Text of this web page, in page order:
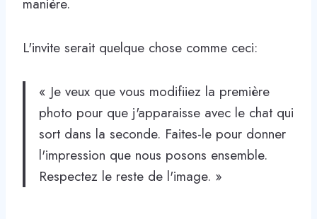
manière.
L'invite serait quelque chose comme ceci:
« Je veux que vous modifiiez la première
photo pour que j'apparaisse avec le chat qui
sort dans la seconde. Faites-le pour donner
l'impression que nous posons ensemble.
Respectez le reste de l'image. »